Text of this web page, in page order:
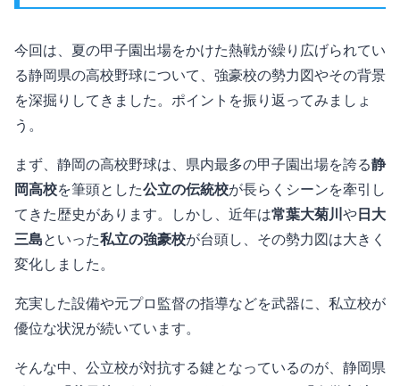
今回は、夏の甲子園出場をかけた熱戦が繰り広げられてい
る静岡県の高校野球について、強豪校の勢力図やその背景
を深掘りしてきました。ポイントを振り返ってみましょ
う。
まず、静岡の高校野球は、県内最多の甲子園出場を誇る静
岡高校を筆頭とした公立の伝統校が長らくシーンを牽引し
てきた歴史があります。しかし、近年は常葉大菊川や日大
三島といった私立の強豪校が台頭し、その勢力図は大きく
変化しました。
充実した設備や元プロ監督の指導などを武器に、私立校が
優位な状況が続いています。
そんな中、公立校が対抗する鍵となっているのが、静岡県